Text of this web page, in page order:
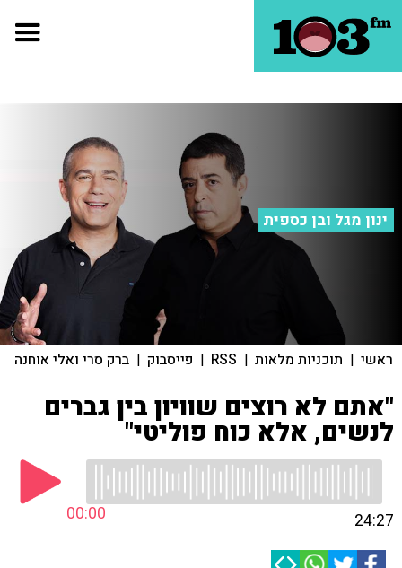
ינון מגל ובן כספית
ראשי | תוכניות מלאות |
RSS
| פייסבוק | ברק סרי ואלי אוחנה
"אתם לא רוצים שוויון בין גברים
לנשים, אלא כוח פוליטי"
00:00 24:27